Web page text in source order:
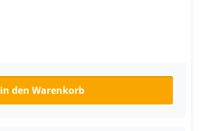
in den Warenkorb